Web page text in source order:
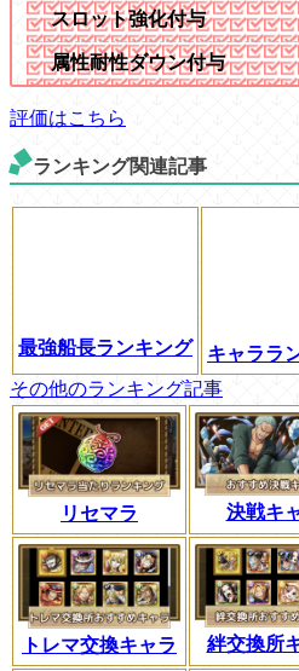
スロット強化付与
属性耐性ダウン付与
評価はこちら
ランキング関連記事
最強船長ランキング
キャララ
その他のランキング記事
リセマラ 決戦キ
トレマ交換キャラ 絆交換所